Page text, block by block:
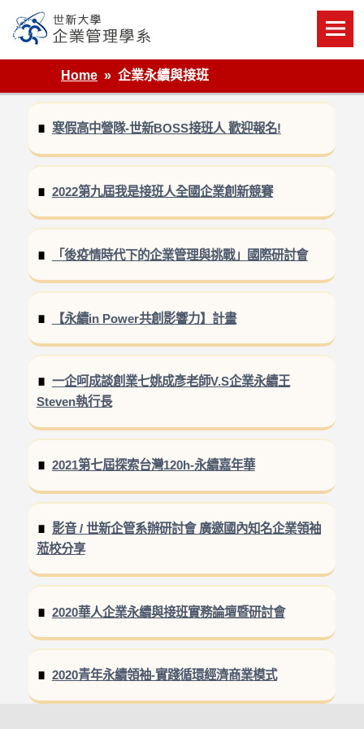
content
世新大學企業管理學系
Home
企業永續與接班
寒假高中營隊-世新BOSS接班人 歡迎報名!
2022第九屆我是接班人全國企業創新競賽
「後疫情時代下的企業管理與挑戰」國際研討會
【永續in Power共創影響力】計畫
一企呵成談創業七姚成彥老師V.S企業永續王
Steven執行長
2021第七屆探索台灣120h-永續嘉年華
影音 / 世新企管系辦研討會 廣邀國內知名企業領袖
蒞校分享
2020華人企業永續與接班實務論壇暨研討會
2020青年永續領袖-實踐循環經濟商業模式